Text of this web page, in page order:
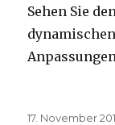
Sehen Sie
Veröffentlicht
17. November